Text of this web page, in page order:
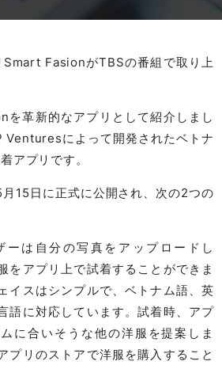
Smart FasionがTBSの番組で取り上
革新的なアプリとして紹介しまし
Venturesによって開発されたベトナ
アプリです。
15日に正式に公開され、次の2つの
ーは自分の写真をアップロードし
をアプリ上で試着することができま
イスはシンプルで、ベトナム語、英
語に対応しています。試着時、アプ
に合いそうな他の洋服を提案しま
プリのストアで洋服を購入すること